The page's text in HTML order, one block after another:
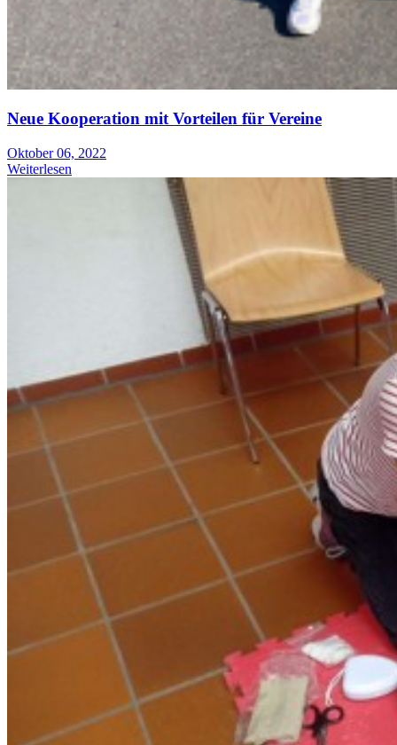
Neue Kooperation mit Vorteilen für Vereine
Oktober 06, 2022
Weiterlesen